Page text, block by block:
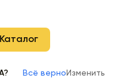
Каталог
Всё верно Изменить